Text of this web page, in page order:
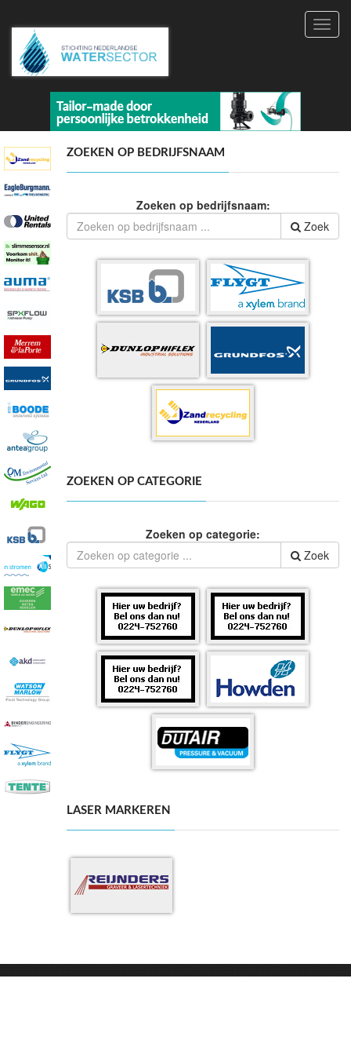
ZOEKEN OP BEDRIJFSNAAM
Zoeken op bedrijfsnaam:
Zoek
ZOEKEN OP CATEGORIE
Zoeken op categorie:
Zoek
LASER MARKEREN